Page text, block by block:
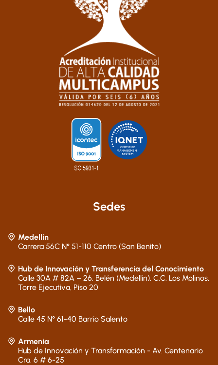
Sedes
Medellín
Carrera 56C N° 51-110 Centro (San Benito)
Hub de Innovación y Transferencia del Conocimiento
Calle 30A # 82A – 26, Belén (Medellín), C.C. Los Molinos,
Torre Ejecutiva, Piso 20
Bello
Calle 45 N° 61-40 Barrio Salento
Armenia
Hub de Innovación y Transformación - Av. Centenario
Cra. 6 # 6-25